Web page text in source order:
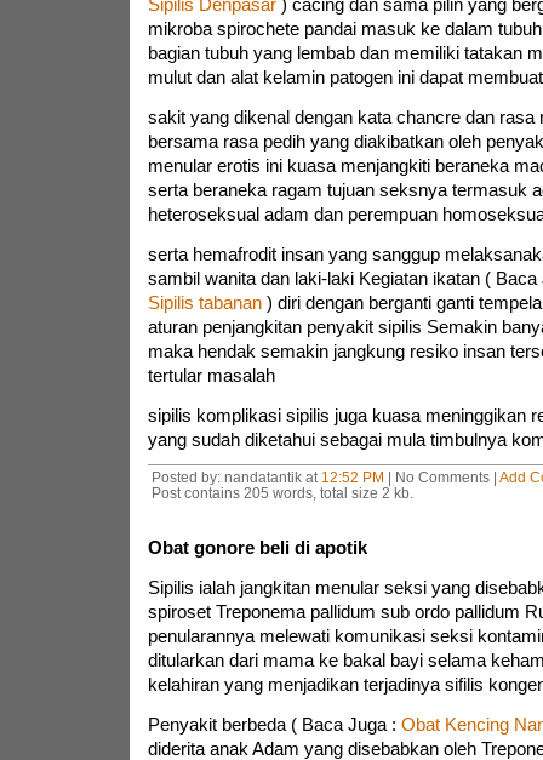
Sipilis Denpasar) cacing dan sama pilin yang
mikroba spirochete pandai masuk ke dalam
bagian tubuh yang lembab dan memiliki tatakan
mulut dan alat kelamin patogen ini dapat
sakit yang dikenal dengan kata chancre dan rasa
bersama rasa pedih yang diakibatkan oleh
menular erotis ini kuasa menjangkiti beraneka
serta beraneka ragam tujuan seksnya termasuk
heteroseksual adam dan perempuan
serta hemafrodit insan yang sanggup
sambil wanita dan laki-laki Kegiatan ikatan (
Sipilis tabanan) diri dengan berganti ganti
aturan penjangkitan penyakit sipilis Semakin
maka hendak semakin jangkung resiko insan
tertular masalah
sipilis komplikasi sipilis juga kuasa meninggikan
yang sudah diketahui sebagai mula timbulnya
Posted by: nandatantik at 12:52 PM | No Comments | Add
Post contains 205 words, total size 2 kb.
Obat gonore beli di apotik
Sipilis ialah jangkitan menular seksi yang
spiroset Treponema pallidum sub ordo pallidum
penularannya melewati komunikasi seksi
ditularkan dari mama ke bakal bayi selama
kelahiran yang menjadikan terjadinya sifilis
Penyakit berbeda ( Baca Juga : Obat Kencing
diderita anak Adam yang disebabkan oleh